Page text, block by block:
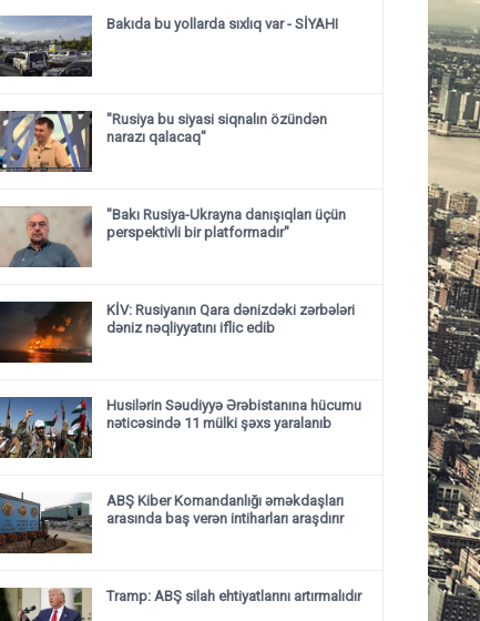
Bakıda bu yollarda sıxlıq var - SİYAHI
"Rusiya bu siyasi siqnalın özündən
narazı qalacaq"
"Bakı Rusiya-Ukrayna danışıqları üçün
perspektivli bir platformadır"
KİV: Rusiyanın Qara dənizdəki zərbələri
dəniz nəqliyyatını iflic edib
Husilərin Səudiyyə Ərəbistanına hücumu
nəticəsində 11 mülki şəxs yaralanıb
ABŞ Kiber Komandanlığı əməkdaşları
arasında baş verən intiharları araşdırır
Tramp: ABŞ silah ehtiyatlarını artırmalıdır